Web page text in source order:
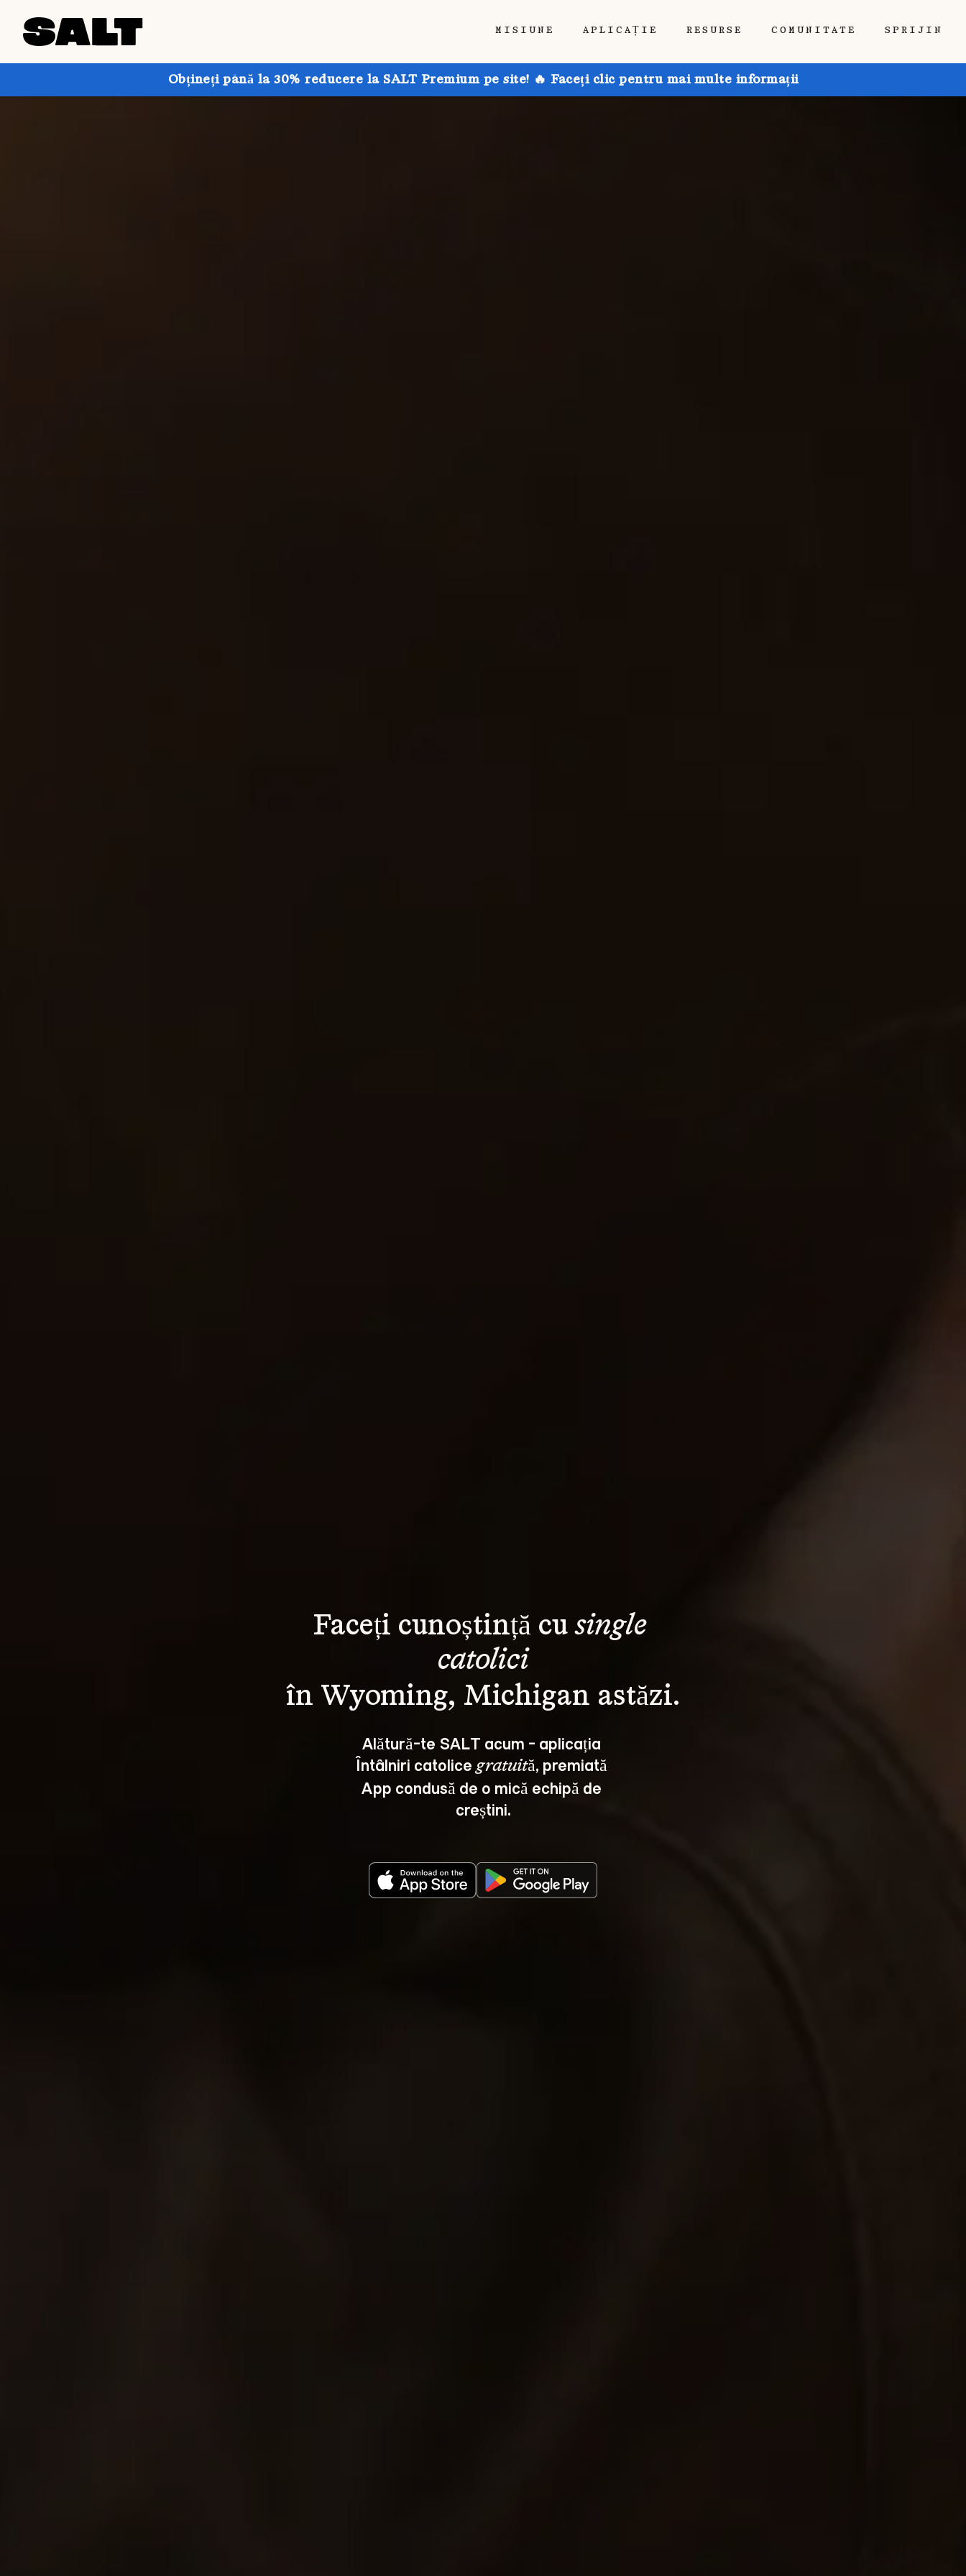
MISIUNE APLICAȚIE RESURSE COMUNITATE SPRIJIN
Obțineți până la 30% reducere la SALT Premium pe site! 🔥 Faceți clic pentru mai multe informații
Faceți cunoștință cu single
catolici
Alătură-te SALT acum - aplicația
Întâlniri catolice gratuită, premiată
App condusă de o mică echipă de
creștini.